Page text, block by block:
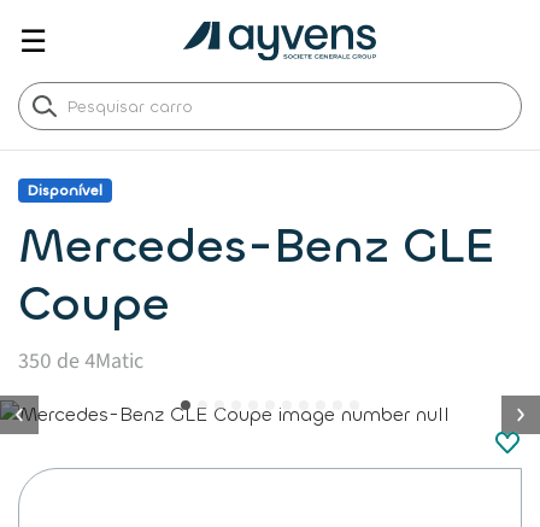
☰
Disponível
Mercedes-Benz GLE
Coupe
350 de 4Matic
button.previous